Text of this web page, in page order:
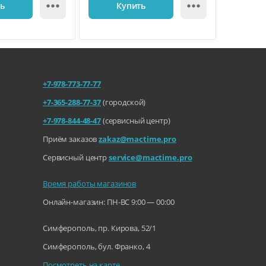
 Купить 
+7-978-773-77-77
+7-365-288-77-37(городской)
+7-978-844-48-47(сервисный центр)
Приём заказовzakaz@mactime.pro
Сервисный центрservice@mactime.pro
Время работы магазинов
Онлайн-магазин: ПН-ВС 9:00 — 00:00
Симферополь, пр. Кирова, 52/1
Симферополь, бул. Франко, 4